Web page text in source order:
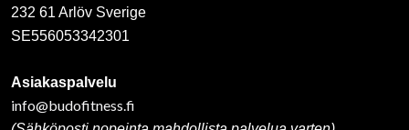
232 61 Arlöv Sverige
SE556053342301
Asiakaspalvelu
info@budofitness.fi